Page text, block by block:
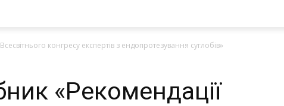
України
конгресу експертів з ендопротезування суглобів»
«Рекомендації